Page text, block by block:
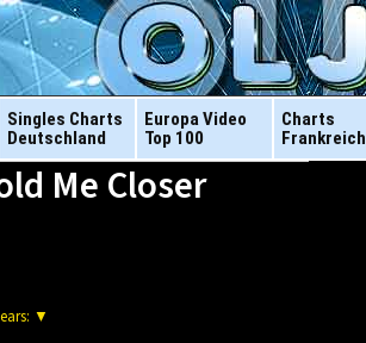
Singles Charts
Deutschland
Europa Video
Top 100
Charts
Frankreich
Me Closer
▼